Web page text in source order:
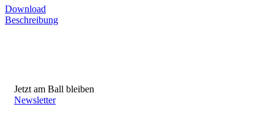
Download
Beschreibung
Jetzt am Ball bleiben
Newsletter